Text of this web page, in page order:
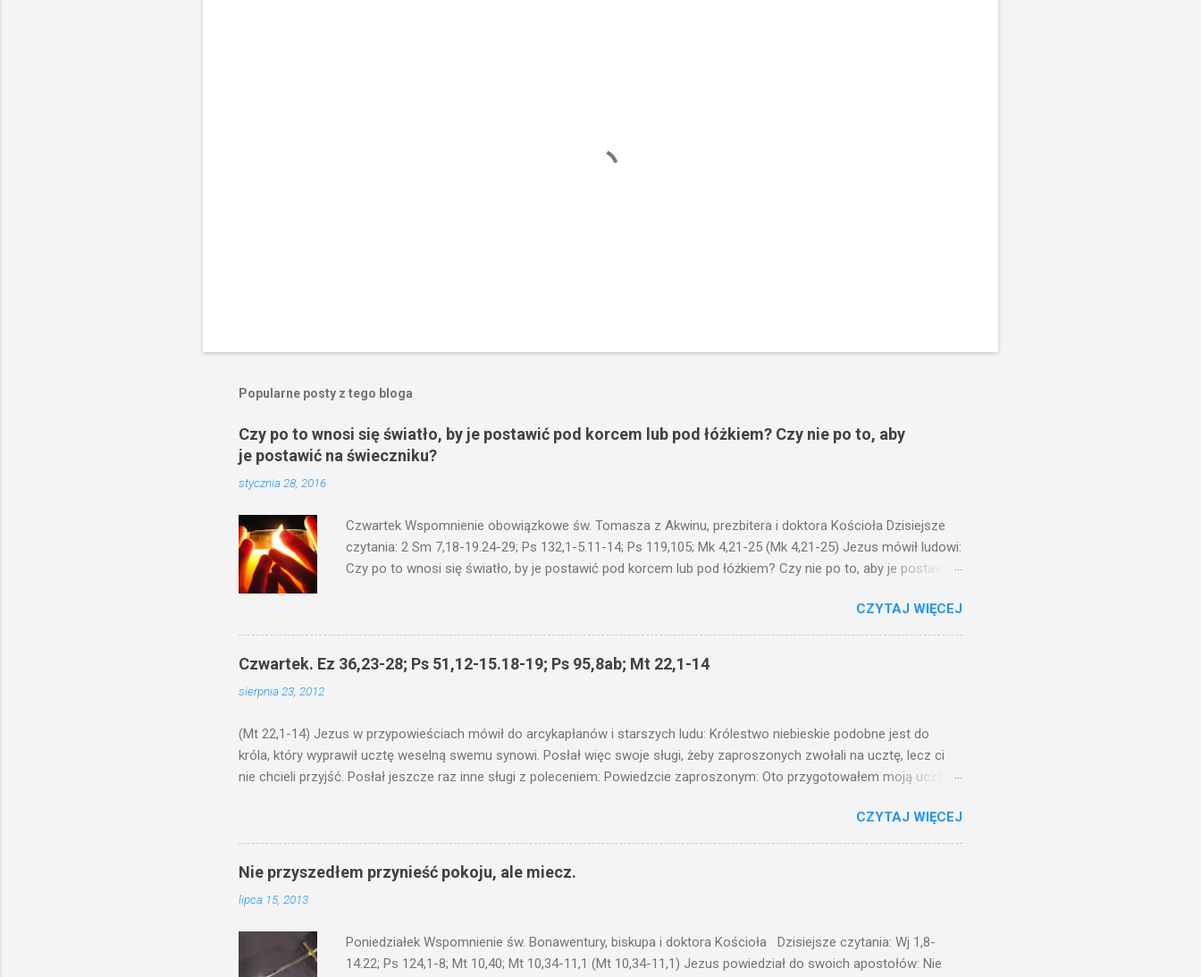
Popularne posty z tego bloga
Czy po to wnosi się światło, by je postawić pod korcem lub pod łóżkiem? Czy nie po to, aby
je postawić na świeczniku?
stycznia 28, 2016
Czwartek Wspomnienie obowiązkowe św. Tomasza z Akwinu, prezbitera i doktora Kościoła Dzisiejsze
czytania: 2 Sm 7,18-19.24-29; Ps 132,1-5.11-14; Ps 119,105; Mk 4,21-25 (Mk 4,21-25) Jezus mówił ludowi:
Czy po to wnosi się światło, by je postawić pod korcem lub pod łóżkiem? Czy nie po to, aby je postawić
niechaj słucha. I mówił im: Uważajcie na to, czego słuchacie. Taką samą miarą, jaką wy mierzycie,
odmierzą wam i jeszcze wam dołożą. Bo kto ma, temu będzie dane; a kto nie ma, pozbawią go i tego, co
ma. W dzisiejszym fragmencie z Ewangelii Jezus kontynuuje przypowieści.... Czy po to wnosi się światło,
by je postawić pod korcem lub pod łóżkiem? Czy nie po to, aby je postawić na świeczniku? Nie ma
CZYTAJ WIĘCEJ
Czwartek. Ez 36,23-28; Ps 51,12-15.18-19; Ps 95,8ab; Mt 22,1-14
sierpnia 23, 2012
(Mt 22,1-14) Jezus w przypowieściach mówił do arcykapłanów i starszych ludu: Królestwo niebieskie podobne jest do
króla, który wyprawił ucztę weselną swemu synowi. Posłał więc swoje sługi, żeby zaproszonych zwołali na ucztę, lecz ci
nie chcieli przyjść. Posłał jeszcze raz inne sługi z poleceniem: Powiedzcie zaproszonym: Oto przygotowałem moją ucztę:
swoje pole, drugi do swego kupiectwa, a inni pochwycili jego sługi i znieważywszy [ich], pozabijali. Na to król uniósł się
gniewem. Posłał swe wojska i kazał wytracić owych zabójców, a miasto ich spalić. Wtedy rzekł swoim sługom: Uczta
wprawdzie jest gotowa, lecz zaproszeni nie byli jej godni. Idźcie więc na rozstajne drogi i zaproście na ucztę wszystkich,
których spotkacie. Słudzy ci wyszli na drogi i sprowadzili wszystkich, których napotkali: złych i dobrych. I sala zapełniła się
biesiadnikami. Wszedł król, żeby się pr...
CZYTAJ WIĘCEJ
Nie przyszedłem przynieść pokoju, ale miecz.
lipca 15, 2013
Poniedziałek Wspomnienie św. Bonawentury, biskupa i doktora Kościoła Dzisiejsze czytania: Wj 1,8-
14.22; Ps 124,1-8; Mt 10,40; Mt 10,34-11,1 (Mt 10,34-11,1) Jezus powiedział do swoich apostołów: Nie